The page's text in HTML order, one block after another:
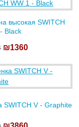
высокая SWITCH
Black
₪1360
SWITCH V - Graphite